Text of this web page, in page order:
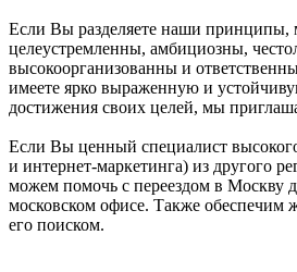
Если Вы разделяете наши принципы,
целеустремленны, амбициозны,
высокоорганизованны и
имеете ярко выраженную и
достижения своих целей, мы
Если Вы ценный специалист
и интернет-маркетинга) из другого
можем помочь с переездом в Москву
московском офисе. Также обеспечим
его поиском.